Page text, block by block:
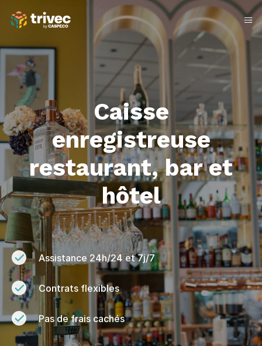
contenu
Caisse
enregistreuse
restaurant, bar et
hôtel
Assistance 24h/24 et 7j/7
Contrats flexibles
Pas de frais cachés